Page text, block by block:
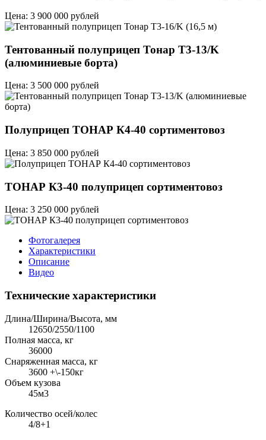
Цена: 3 900 000 рублей
Тентованный полуприцеп Тонар T3-13/K
(алюминиевые борта)
Цена: 3 500 000 рублей
Полуприцеп ТОНАР К4-40 сортиментовоз
Цена: 3 850 000 рублей
ТОНАР К3-40 полуприцеп сортиментовоз
Цена: 3 250 000 рублей
Фотогалерея
Характеристики
Описание
Видео
Технические характеристики
Длина/Ширина/Высота, мм
12650/2550/1100
Полная масса, кг
36000
Снаряженная масса, кг
3600 +\-150кг
Объем кузова
45м3
Количество осей/колес
4/8+1